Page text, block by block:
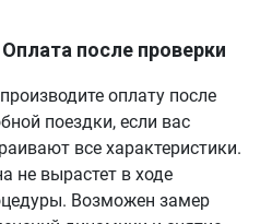
Оплата после проверки
оплату после
поездки, если вас
все характеристики.
не вырастет в ходе
Возможен замер